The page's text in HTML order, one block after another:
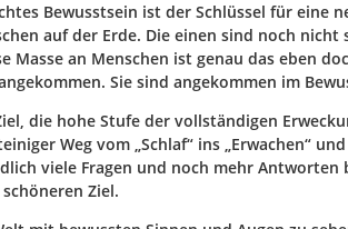
Bewusstsein ist der Schlüssel für eine
auf der Erde. Die einen sind noch
Masse an Menschen ist genau das eben
Sie sind angekommen im
die hohe Stufe der vollständigen
Weg vom „Schlaf“ ins „Erwachen“
viele Fragen und noch mehr
Ziel.